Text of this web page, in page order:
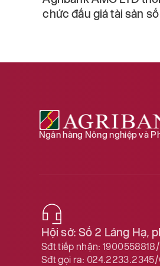
chức đấu giá tài sản
Ngân hàng Nông nghiệp và
Hội sở: Số 2 Láng Hạ,
Sđt tiếp nhận:
Sđt gọi ra: